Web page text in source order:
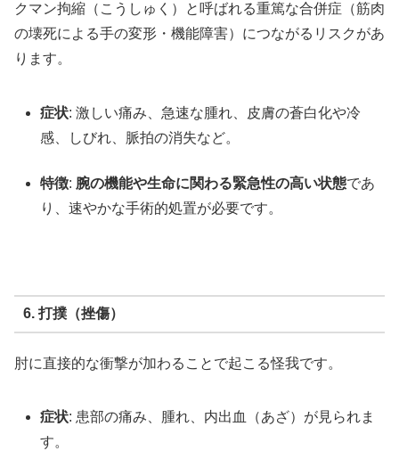
クマン拘縮（こうしゅく）と呼ばれる重篤な合併症（筋肉
の壊死による手の変形・機能障害）につながるリスクがあ
ります。
症状: 激しい痛み、急速な腫れ、皮膚の蒼白化や冷
感、しびれ、脈拍の消失など。
特徴: 腕の機能や生命に関わる緊急性の高い状態であ
り、速やかな手術的処置が必要です。
6. 打撲（挫傷）
肘に直接的な衝撃が加わることで起こる怪我です。
症状: 患部の痛み、腫れ、内出血（あざ）が見られま
す。